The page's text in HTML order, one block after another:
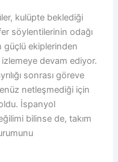
kulüpte beklediği
söylentilerinin odağı
güçlü ekiplerinden
devam ediyor.
sonrası göreve
netleşmediği için
İspanyol
bilinse de, takım